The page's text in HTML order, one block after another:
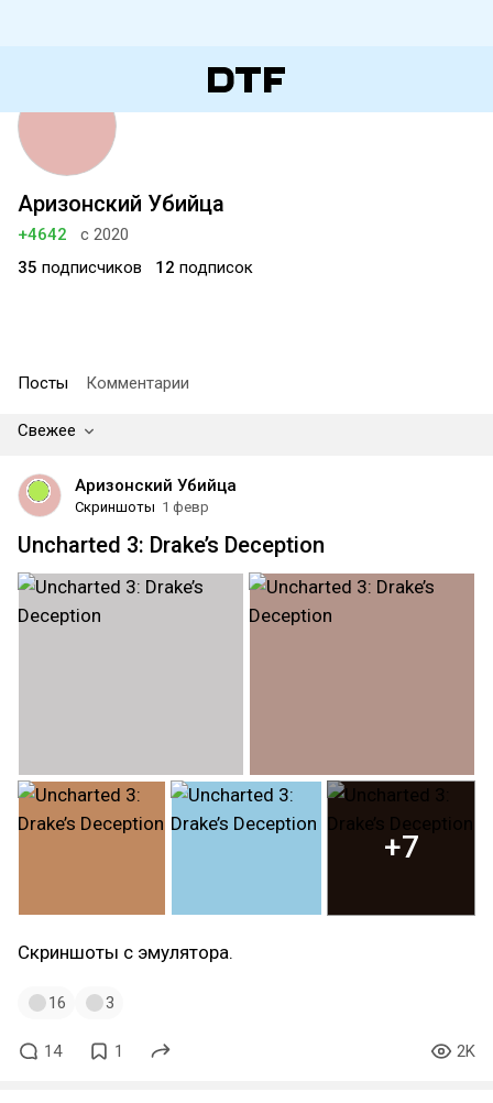
Аризонский Убийца
+4642
с 2020
35 подписчиков 12 подписок
Посты Комментарии
Свежее
Аризонский Убийца
Скриншоты 1 февр
Uncharted 3: Drake’s Deception
+7
Скриншоты с эмулятора.
16 3
14 1 2K